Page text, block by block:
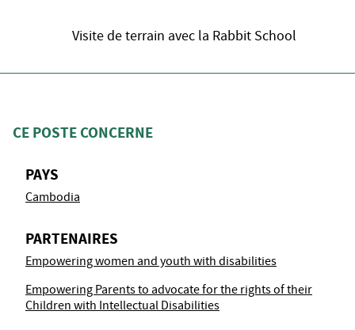
Visite de terrain avec la Rabbit School
CE POSTE CONCERNE
PAYS
Cambodia
PARTENAIRES
Empowering women and youth with disabilities
Empowering Parents to advocate for the rights of their
Children with Intellectual Disabilities